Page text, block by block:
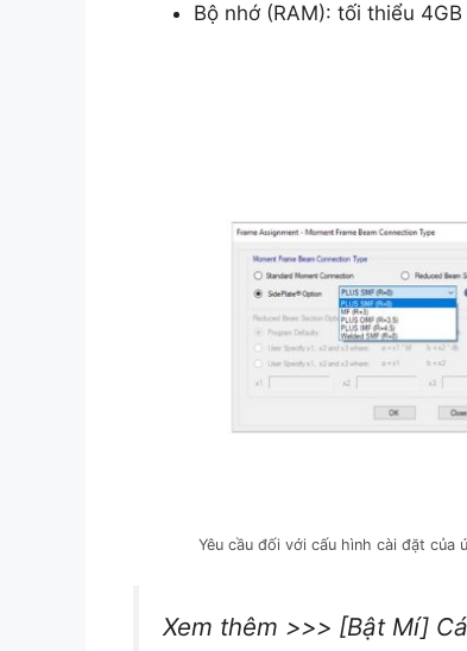
Bộ nhớ (RAM): tối thiểu 4GB
Yêu cầu đối với cấu hình cài đặt của
Xem thêm >>> [Bật Mí]